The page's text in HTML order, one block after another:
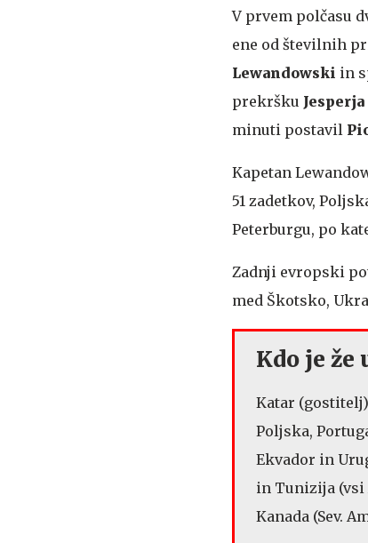
V prvem polčasu
ene od številnih
Lewandowski in
prekršku
minuti postavil
Kapetan
51 zadetkov,
Peterburgu, po
Zadnji evropski
med Škotsko,
Kdo je že
Katar
Poljska,
Ekvador in
in Tunizija (vsi
Kanada (Sev.